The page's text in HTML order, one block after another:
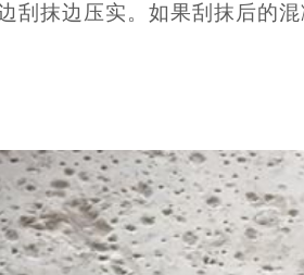
刮抹边压实。如果刮抹后的